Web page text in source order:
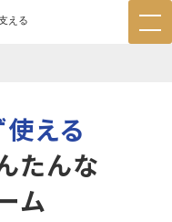
える
える
たんな
ム